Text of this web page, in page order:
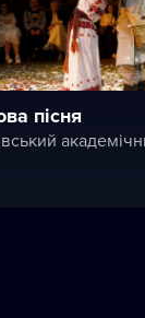
пісня